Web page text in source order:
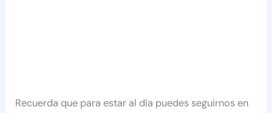
Recuerda que para estar al día puedes seguirnos en